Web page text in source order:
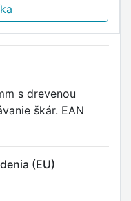
s drevenou
škár. EAN
(EU)